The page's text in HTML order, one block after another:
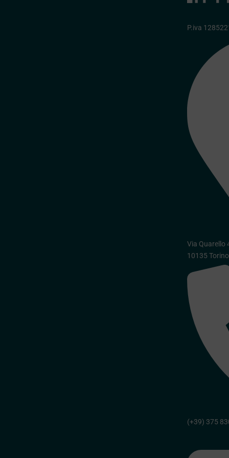
P.iva
Via Quarello
10135 Torino
(+39) 375